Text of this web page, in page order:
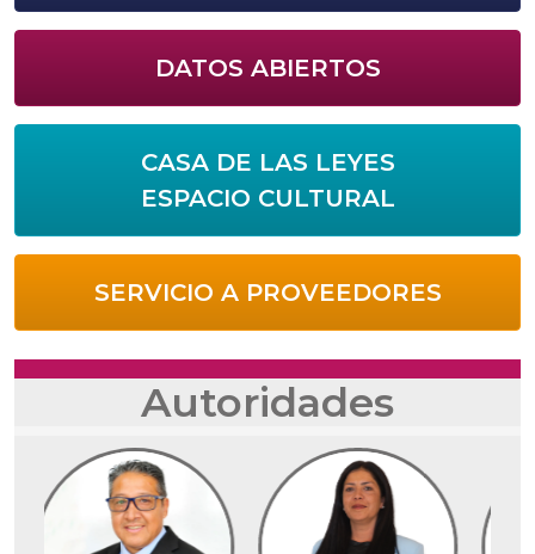
DATOS ABIERTOS
CASA DE LAS LEYES
ESPACIO CULTURAL
SERVICIO A PROVEEDORES
Autoridades